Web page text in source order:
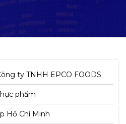
ty TNHH EPCO FOODS
phẩm
Hồ Chí Minh